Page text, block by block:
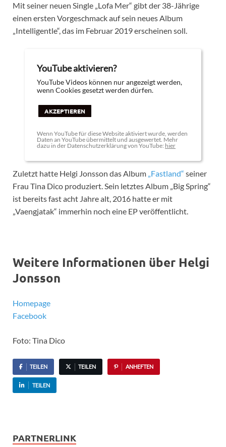
Mit seiner neuen Single „Lofa Mer“ gibt der 38-Jährige
einen ersten Vorgeschmack auf sein neues Album
„Intelligentle“, das im Februar 2019 erscheinen soll.
YouTube aktivieren?
YouTube Videos können nur angezeigt werden,
wenn Cookies gesetzt werden dürfen.
AKZEPTIEREN
Wenn YouTube für diese Website aktiviert wurde, werden
Daten an YouTube übermittelt und ausgewertet. Mehr
dazu in der Datenschutzerklärung von YouTube: hier
Zuletzt hatte Helgi Jonsson das Album „Fastland“ seiner
Frau Tina Dico produziert. Sein letztes Album „Big Spring“
ist bereits fast acht Jahre alt, 2016 hatte er mit
„Vaengjatak“ immerhin noch eine EP veröffentlicht.
Weitere Informationen über Helgi
Jonsson
Homepage
Facebook
Foto: Tina Dico
TEILEN TEILEN ANHEFTEN
TEILEN
PARTNERLINK